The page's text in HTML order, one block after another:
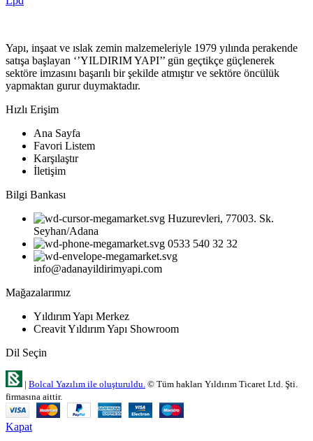
Yapı, inşaat ve ıslak zemin malzemeleriyle 1979 yılında perakende
satışa başlayan ‘’YILDIRIM YAPI’’ gün geçtikçe güçlenerek
sektöre imzasını başarılı bir şekilde atmıştır ve sektöre öncülük
yapmaktan gurur duymaktadır.
Hızlı Erişim
Ana Sayfa
Favori Listem
Karşılaştır
İletişim
Bilgi Bankası
Huzurevleri, 77003. Sk.
Seyhan/Adana
0533 540 32 32
info@adanayildirimyapi.com
Mağazalarımız
Yıldırım Yapı Merkez
Creavit Yıldırım Yapı Showroom
Dil Seçin
| Bolcal Yazılım ile oluşturuldu. © Tüm hakları Yıldırım Ticaret Ltd. Şti.
firmasına aittir.
Kapat